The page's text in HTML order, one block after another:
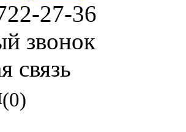
27-36
звонок
связь
(0)